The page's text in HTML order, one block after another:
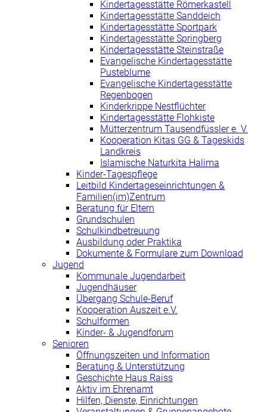
Kindertagesstätte Römerkastell
Kindertagesstätte Sanddeich
Kindertagesstätte Sportpark
Kindertagesstätte Springberg
Kindertagesstätte Steinstraße
Evangelische Kindertagesstätte
Pusteblume
Evangelische Kindertagesstätte
Regenbogen
Kinderkrippe Nestflüchter
Kindertagesstätte Flohkiste
Mütterzentrum Tausendfüssler e. V.
Kooperation Kitas GG & Tageskids
Landkreis
Islamische Naturkita Halima
Kinder-Tagespflege
Leitbild Kindertageseinrichtungen &
Familien(im)Zentrum
Beratung für Eltern
Grundschulen
Schulkindbetreuung
Ausbildung oder Praktika
Dokumente & Formulare zum Download
Jugend
Kommunale Jugendarbeit
Jugendhäuser
Übergang Schule-Beruf
Kooperation Auszeit e.V.
Schulformen
Kinder- & Jugendforum
Senioren
Öffnungszeiten und Information
Beratung & Unterstützung
Geschichte Haus Raiss
Aktiv im Ehrenamt
Hilfen, Dienste, Einrichtungen